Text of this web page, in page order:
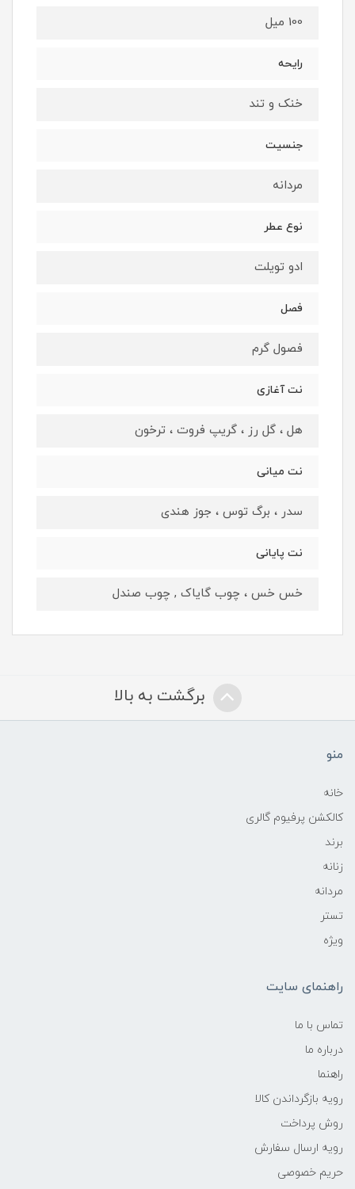
100 میل
رایحه
خنک و تند
جنسیت
مردانه
نوع عطر
ادو تویلت
فصل
فصول گرم
نت آغازی
هل ، گل رز ، گریپ فروت ، ترخون
نت میانی
سدر ، برگ توس ، جوز هندی
نت پایانی
خس خس ، چوب گایاک , چوب صندل
برگشت به بالا
منو
خانه
کالکشن پرفیوم گالری
برند
زنانه
مردانه
تستر
ویژه
راهنمای سایت
تماس با ما
درباره ما
راهنما
رویه‌ بازگرداندن کالا
روش پرداخت
رویه ارسال سفارش
حریم خصوصی